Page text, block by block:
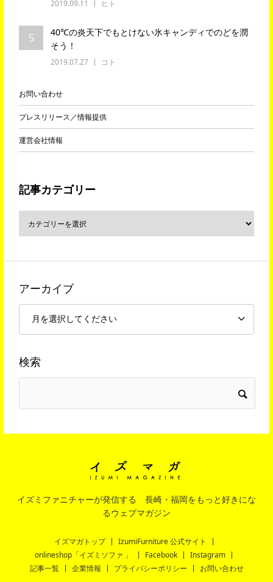
2019.09.11 ヒト
5
40℃の炎天下でもとけない氷キャンディでのどを潤
そう！
2019.07.27 コト
お問い合わせ
プレスリリース／情報提供
運営会社情報
記事カテゴリー
アーカイブ
検索
イズミファニチャーが発信する 長崎・福岡をもっと好きにな
るウェブマガジン
イズマガトップ
IzumiFurniture 公式サイト
onlineshop「イズミソファ 」
Facebook
Instagram
記事一覧
企業情報 プライバシーポリシー お問い合わせ